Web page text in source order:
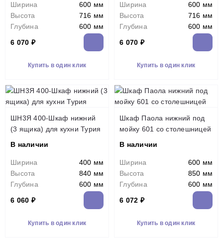
Ширина
600 мм
Высота
716 мм
Глубина
600 мм
6 070 ₽
Купить в один клик
Ширина
600 мм
Высота
716 мм
Глубина
600 мм
6 070 ₽
Купить в один клик
ШН3Я 400-Шкаф нижний
(3 ящика) для кухни Турия
В наличии
Ширина
400 мм
Высота
840 мм
Глубина
600 мм
6 060 ₽
Купить в один клик
Шкаф Паола нижний под
мойку 601 со столешницей
В наличии
Ширина
600 мм
Высота
850 мм
Глубина
600 мм
6 072 ₽
Купить в один клик